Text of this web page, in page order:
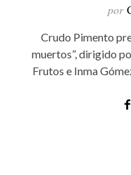
por
Crudo Pimento
muertos”, dirigido
Frutos e Inma